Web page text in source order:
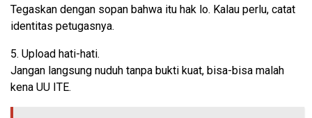
Tegaskan dengan sopan bahwa itu hak lo. Kalau perlu, catat
identitas petugasnya.
5. Upload hati-hati.
Jangan langsung nuduh tanpa bukti kuat, bisa-bisa malah
kena UU ITE.